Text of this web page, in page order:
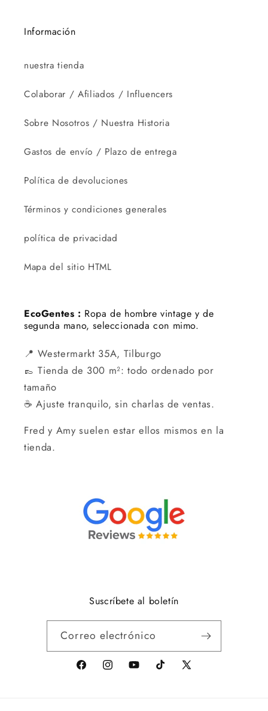
Información
nuestra tienda
Colaborar / Afiliados / Influencers
Sobre Nosotros / Nuestra Historia
Gastos de envío / Plazo de entrega
Política de devoluciones
Términos y condiciones generales
política de privacidad
Mapa del sitio HTML
EcoGentes : Ropa de hombre vintage y de
segunda mano, seleccionada con mimo.
📍 Westermarkt 35A, Tilburgo
👞 Tienda de 300 m²: todo ordenado por
tamaño
☕ Ajuste tranquilo, sin charlas de ventas.
Fred y Amy suelen estar ellos mismos en la
tienda.
Suscríbete al boletín
Correo electrónico
facebookInstagramyoutubetiktok
X